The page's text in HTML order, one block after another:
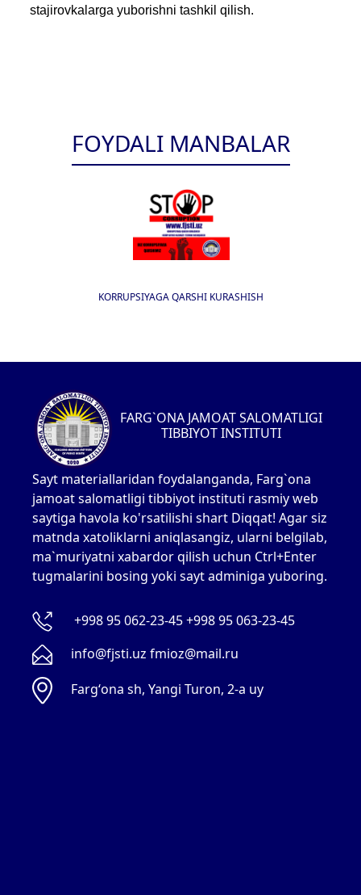
stajirovkalarga yuborishni tashkil qilish.
FOYDALI MANBALAR
KORRUPSIYAGA QARSHI KURASHISH
FARG`ONA JAMOAT SALOMATLIGI
TIBBIYOT INSTITUTI
Sayt materiallaridan foydalanganda, Farg`ona
jamoat salomatligi tibbiyot instituti rasmiy web
saytiga havola ko'rsatilishi shart Diqqat! Agar siz
matnda xatoliklarni aniqlasangiz, ularni belgilab,
ma`muriyatni xabardor qilish uchun Ctrl+Enter
tugmalarini bosing yoki sayt adminiga yuboring.
+998 95 062-23-45 +998 95 063-23-45
info@fjsti.uz fmioz@mail.ru
Fargʻona sh, Yangi Turon, 2-a uy